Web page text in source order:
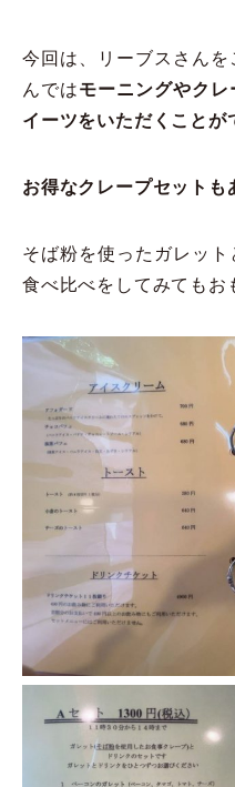
今回は、リーブスさん
んではモーニングやク
イーツをいただくことが
お得なクレープセットも
そば粉を使ったガレッ
食べ比べをしてみてもお